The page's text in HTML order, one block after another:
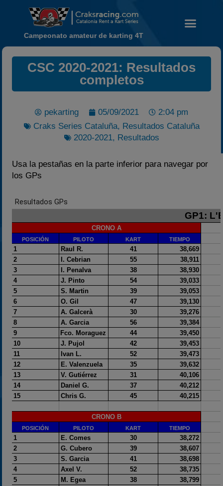
Noticias
Campeonato
Temporadas anteriores
2023
2025
Estadísticas
Preguntas Frecuentes
Campeonato amateur de karting 4T
CSC 2020-2021: Resultados
completos
pekarting 05/09/2021
2:04 pm
Craks Series Cataluña, Resultados Cataluña
2020-2021, Resultados
Usa la pestañas en la parte inferior para navegar por
los GPs